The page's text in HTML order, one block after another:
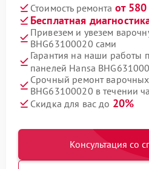
Стоимость ремонта от
Бесплатная
Привезем и увезем
BHG63100020 сами
Гарантия на наши работы
панелей Hansa
Срочный ремонт
BHG63100020 в течении
Скидка для вас до 20%
Консультация со